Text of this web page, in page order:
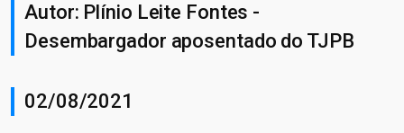
Autor: Plínio Leite Fontes -
Desembargador aposentado do TJPB
02/08/2021